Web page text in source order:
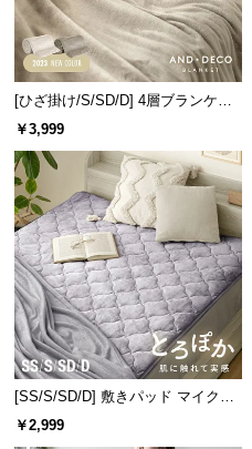
[ひざ掛け/S/SD/D] 4層ブランケッ
ト
￥3,999
[SS/S/SD/D] 敷きパッド マイクロ
ファイバー
￥2,999